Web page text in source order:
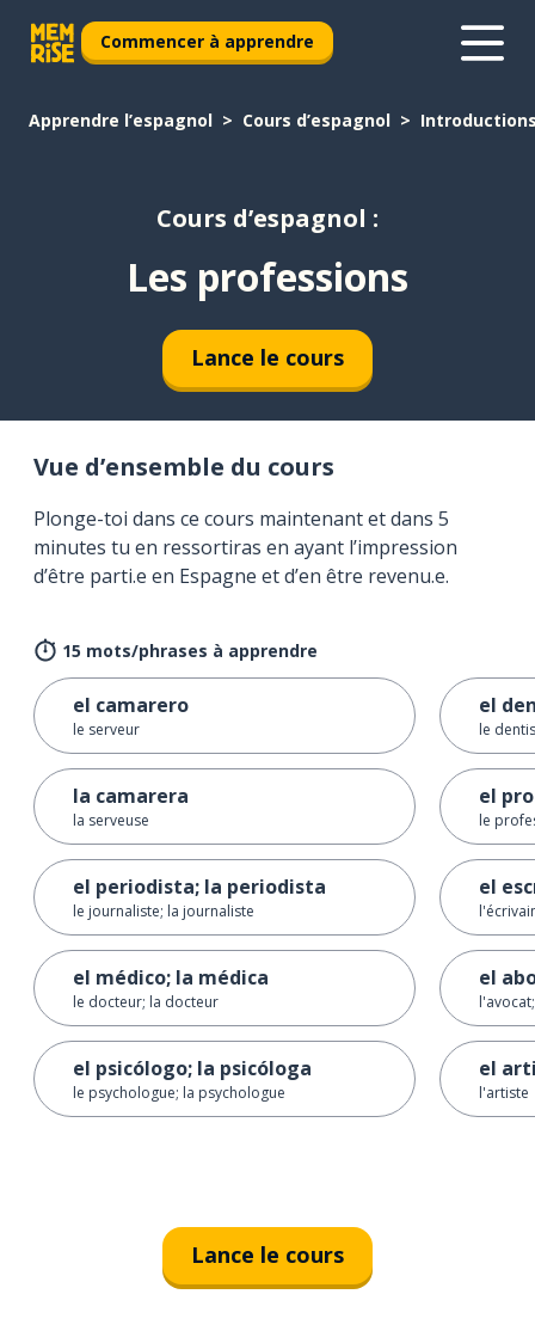
Commencer à apprendre
Apprendre l’espagnol Cours d’espagnol
Cours d’espagnol :
Les professions
Lance le cours
Vue d’ensemble du cours
Plonge-toi dans ce cours maintenant et dans 5
minutes tu en ressortiras en ayant l’impression
d’être parti.e en Espagne et d’en être revenu.e.
15 mots/phrases à apprendre
el camarero
le serveur
la camarera
la serveuse
el periodista; la periodista
le journaliste; la journaliste
el médico; la médica
le docteur; la docteur
el psicólogo; la psicóloga
le psychologue; la psychologue
el
le
el
le
el
el
el
l'artiste
Lance le cours